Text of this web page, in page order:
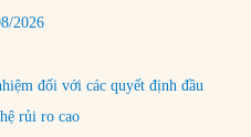
2026
đối với các quyết định đầu
rủi ro cao